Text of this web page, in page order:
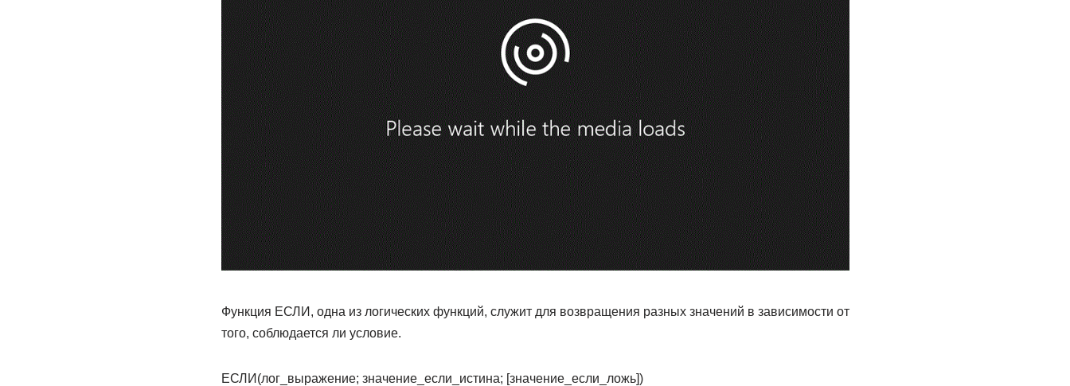
Функция ЕСЛИ, одна из логических функций, служит для возвращения разных значений в зависимости от
того, соблюдается ли условие.
ЕСЛИ(лог_выражение; значение_если_истина; [значение_если_ложь])